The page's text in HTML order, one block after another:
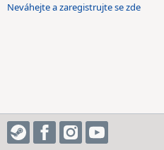
Neváhejte a zaregistrujte se zde